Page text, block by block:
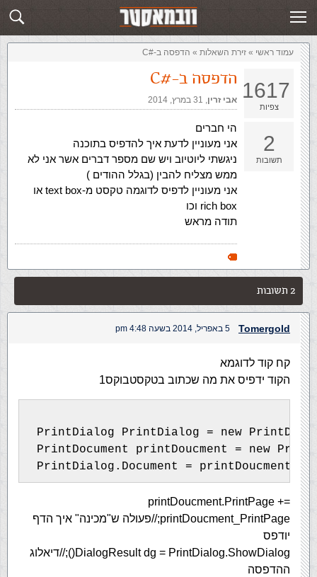
שלח תשובה זירת השאלות
עמוד ראשי » ‏זירת השאלות‏ » הדפסה ב-#C
1617
צפיות
2
תשובות
הדפסה ב-#C
אבי זרין,‏ 31 במרץ, 2014
הי חברים
אני מעוניין לדעת איך להדפיס בתוכנה
ניגשתי ליוטיוב ויש שם מספר דברים אשר אני לא
ממש מצליח להבין (בגלל ההודים )
אני מעוניין לדפיס לדוגמה טקסט מ-text box או
rich box וכו
תודה מראש
2 תשובות
Tomergold 5 באפריל, 2014 בשעה 4:48 pm
קח קוד לדוגמא
הקוד ידפיס את מה שכתוב בטקסטבוקס1
PrintDialog PrintDialog = new
PrintDocument printDoucment = new
printDoucment.PrintPage +=
printDoucment_PrintPage;//פעולה ש"מכינה" איך הדף
יודפס
DialogResult dg = PrintDialog.ShowDialog();//דיאלוג
ההדפסה